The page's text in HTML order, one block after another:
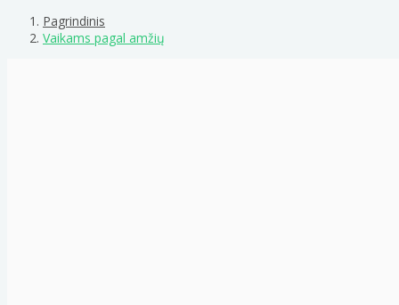
Pagrindinis
Vaikams pagal amžių